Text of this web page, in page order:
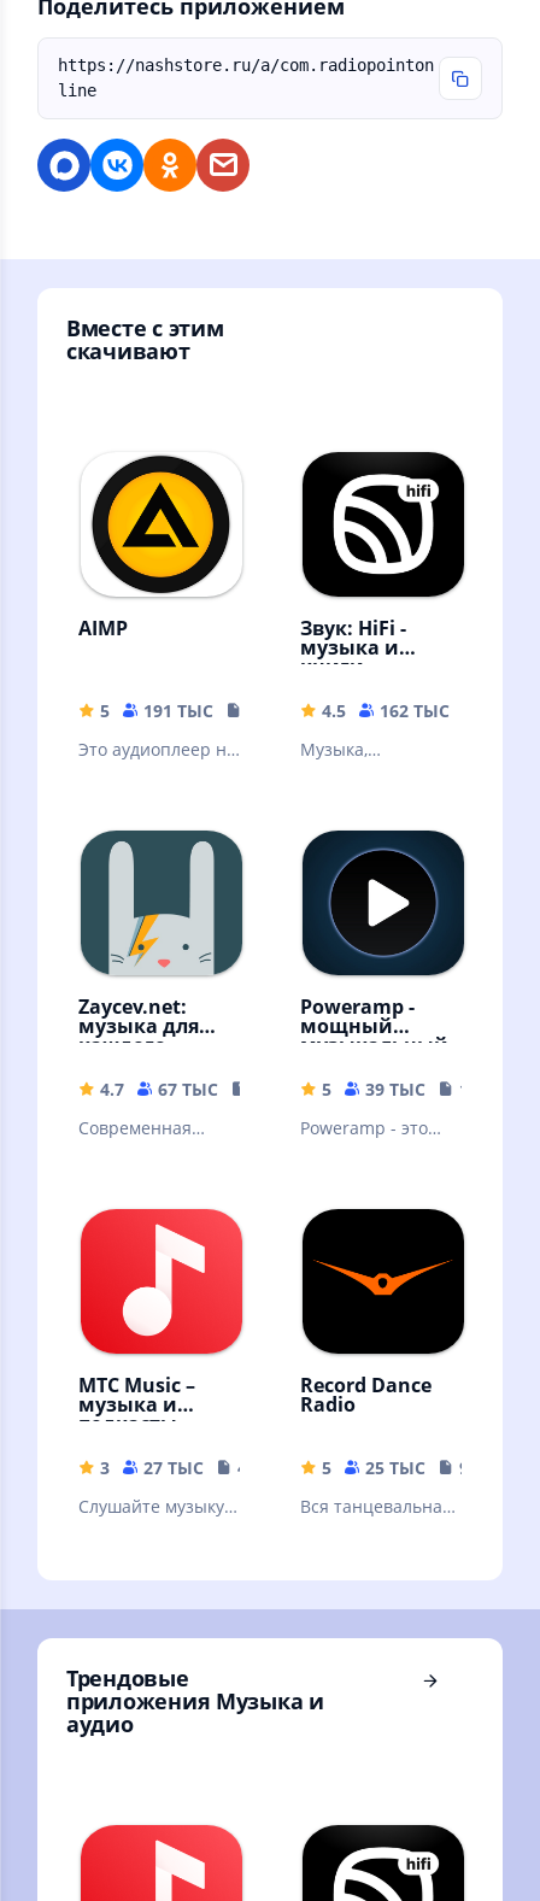
Поделитесь приложением
https://nashstore.ru/a/com.radiopointon
line
Вместе с этим
скачивают
AIMP
5 191 ТЫС
19.34 MB
Это аудиоплеер на
Android
Звук: HiFi -
музыка и
книги
4.5 162 ТЫС
Музыка,
интернета!
Скачивайте песни
и слушайте
оффлайн
Zaycev.net:
музыка для
каждого
4.7 67 ТЫС
54.18 MB
Современная
Poweramp -
мощный
музыкальный
5 39 ТЫС
18.69 MB
Poweramp - это
Андроида.
Пробная версия
МТС Music –
музыка и
подкасты
3 27 ТЫС
41 MB
Слушайте музыку и
интернета!
Record Dance
Radio
5 25 ТЫС
9.39 MB
Вся танцевальная
Трендовые
приложения Музыка и
аудио